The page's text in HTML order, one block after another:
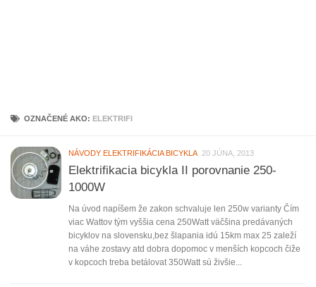
OZNAČENÉ AKO: ELEKTRIFI
NÁVODY ELEKTRIFIKÁCIA BICYKLA 20 JÚNA, 2013
Elektrifikacia bicykla II porovnanie 250-
1000W
Na úvod napíšem že zakon schvaluje len 250w varianty Čím
viac Wattov tým vyššia cena 250Watt väčšina predávaných
bicyklov na slovensku,bez šlapania idú 15km max 25 zaleží
na váhe zostavy atd dobra dopomoc v menších kopcoch čiže
v kopcoch treba betálovat 350Watt sú živšie...